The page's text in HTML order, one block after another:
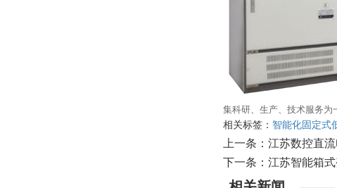
集科研、生产、技术服务为
相关标签： 智能化固定式
上一条： 江苏数控直
下一条： 江苏智能箱